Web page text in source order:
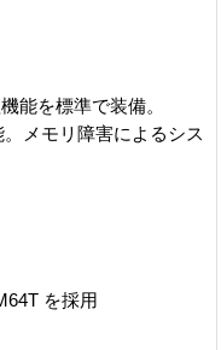
能を標準で装備。
メモリ障害によるシス
を採用